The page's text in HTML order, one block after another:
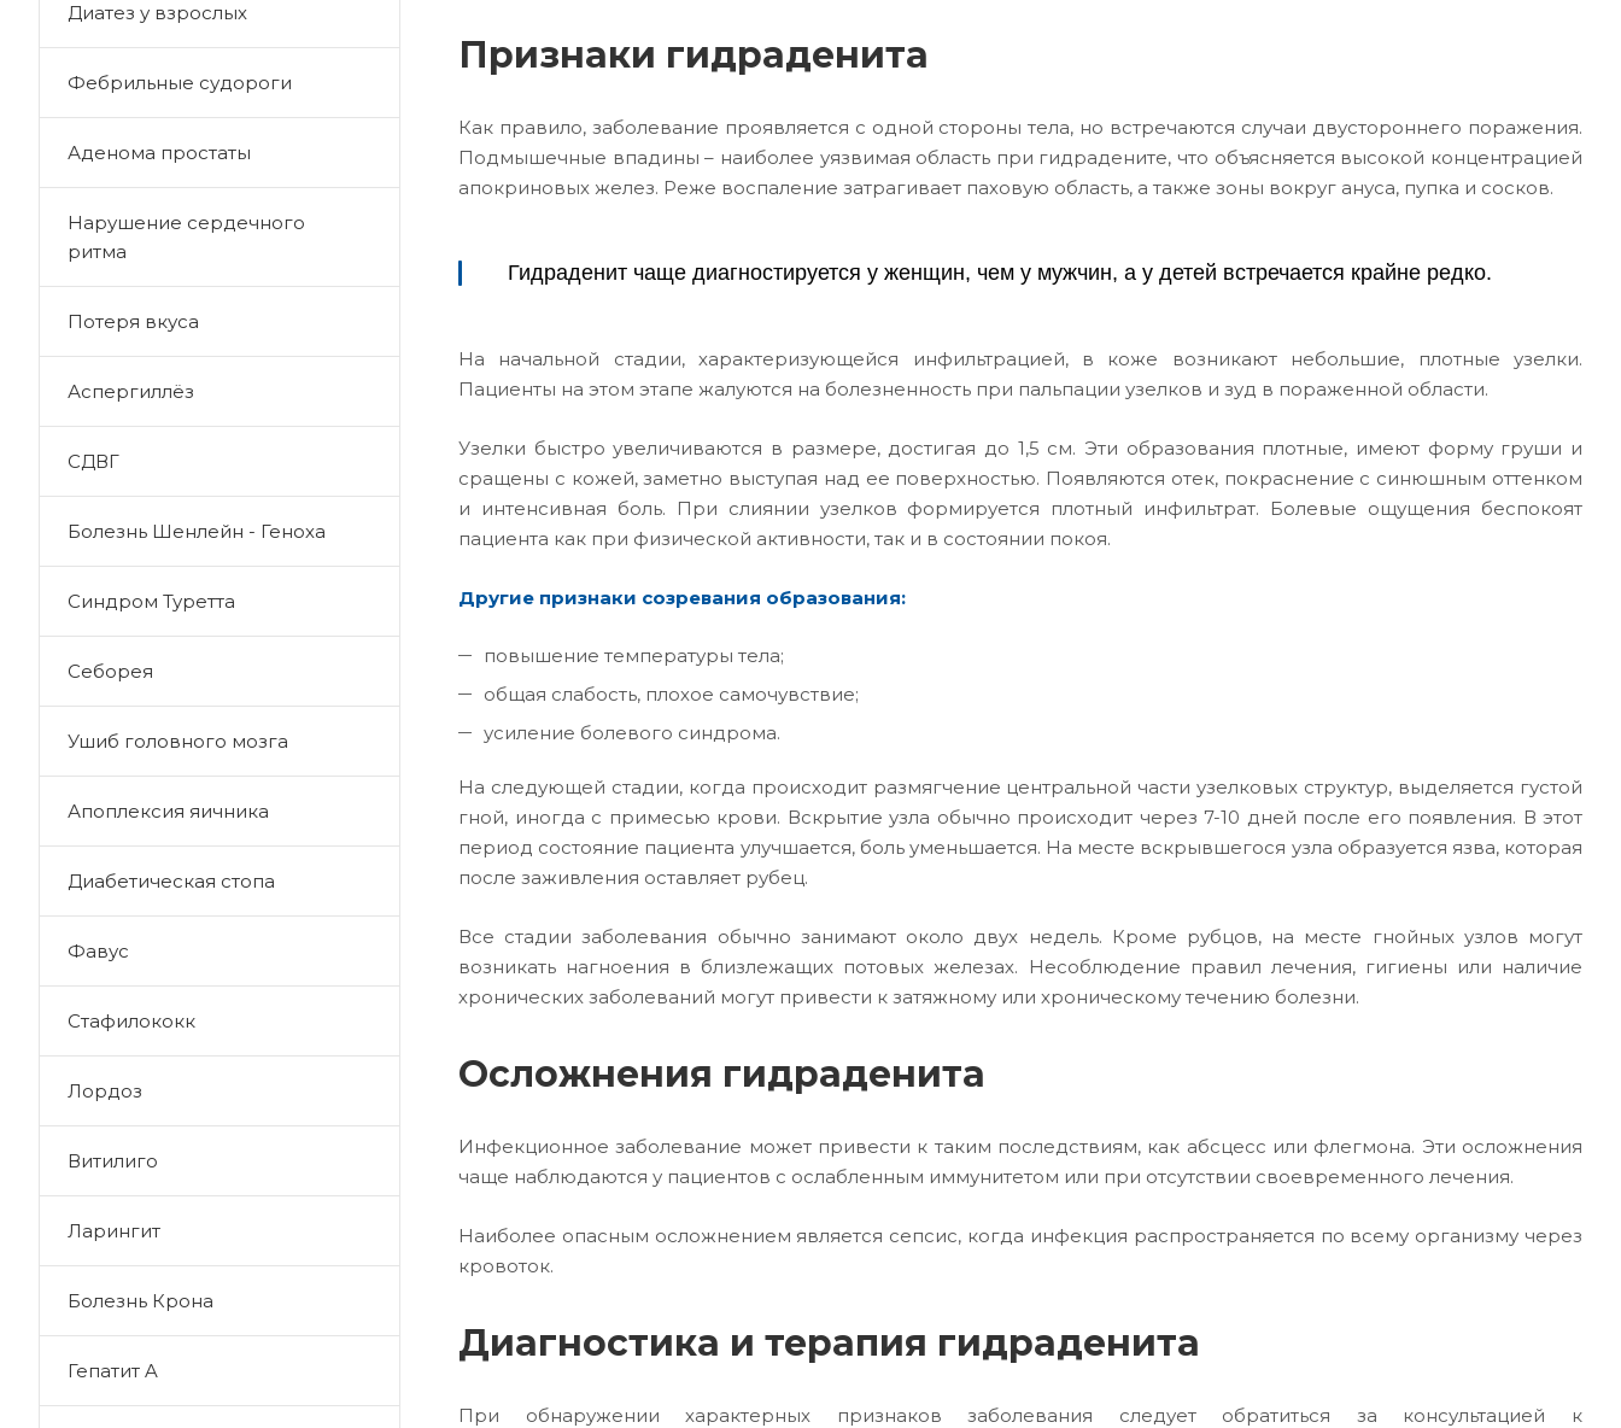
Признаки гидраденита
Как правило, заболевание проявляется с одной стороны тела, но встречаются случаи двустороннего поражения.
Подмышечные впадины – наиболее уязвимая область при гидрадените, что объясняется высокой концентрацией
апокриновых желез. Реже воспаление затрагивает паховую область, а также зоны вокруг ануса, пупка и сосков.
Гидраденит чаще диагностируется у женщин, чем у мужчин, а у детей встречается крайне редко.
На начальной стадии, характеризующейся инфильтрацией, в коже возникают небольшие, плотные узелки.
Пациенты на этом этапе жалуются на болезненность при пальпации узелков и зуд в пораженной области.
Узелки быстро увеличиваются в размере, достигая до 1,5 см. Эти образования плотные, имеют форму груши и
сращены с кожей, заметно выступая над ее поверхностью. Появляются отек, покраснение с синюшным оттенком
и интенсивная боль. При слиянии узелков формируется плотный инфильтрат. Болевые ощущения беспокоят
пациента как при физической активности, так и в состоянии покоя.
Другие признаки созревания образования:
повышение температуры тела;
общая слабость, плохое самочувствие;
усиление болевого синдрома.
На следующей стадии, когда происходит размягчение центральной части узелковых структур, выделяется густой
гной, иногда с примесью крови. Вскрытие узла обычно происходит через 7-10 дней после его появления. В этот
период состояние пациента улучшается, боль уменьшается. На месте вскрывшегося узла образуется язва, которая
после заживления оставляет рубец.
Все стадии заболевания обычно занимают около двух недель. Кроме рубцов, на месте гнойных узлов могут
возникать нагноения в близлежащих потовых железах. Несоблюдение правил лечения, гигиены или наличие
хронических заболеваний могут привести к затяжному или хроническому течению болезни.
Осложнения гидраденита
Инфекционное заболевание может привести к таким последствиям, как абсцесс или флегмона. Эти осложнения
чаще наблюдаются у пациентов с ослабленным иммунитетом или при отсутствии своевременного лечения.
Наиболее опасным осложнением является сепсис, когда инфекция распространяется по всему организму через
кровоток.
Диагностика и терапия гидраденита
При обнаружении характерных признаков заболевания следует обратиться за консультацией к
Диатез у взрослых
Фебрильные судороги
Аденома простаты
Нарушение сердечного
ритма
Потеря вкуса
Аспергиллёз
СДВГ
Болезнь Шенлейн - Геноха
Синдром Туретта
Себорея
Ушиб головного мозга
Апоплексия яичника
Диабетическая стопа
Фавус
Стафилококк
Лордоз
Витилиго
Ларингит
Болезнь Крона
Гепатит A